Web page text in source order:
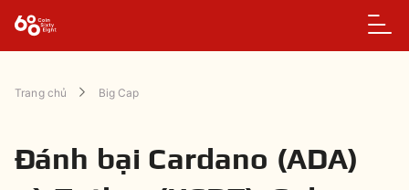
Trang chủ Big Cap
Đánh bại Cardano (ADA)